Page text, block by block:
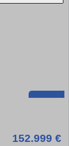
152.999 €